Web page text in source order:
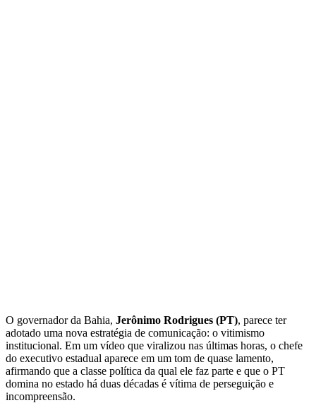
O governador da Bahia, Jerônimo Rodrigues (PT), parece ter
adotado uma nova estratégia de comunicação: o vitimismo
institucional. Em um vídeo que viralizou nas últimas horas, o chefe
do executivo estadual aparece em um tom de quase lamento,
afirmando que a classe política da qual ele faz parte e que o PT
domina no estado há duas décadas é vítima de perseguição e
incompreensão.